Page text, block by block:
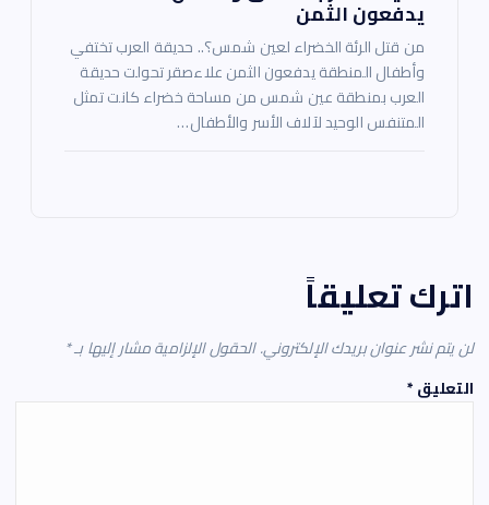
يدفعون الثمن
من قتل الرئة الخضراء لعين شمس؟.. حديقة العرب تختفي
وأطفال المنطقة يدفعون الثمن علاءصقر تحولت حديقة
العرب بمنطقة عين شمس من مساحة خضراء كانت تمثل
المتنفس الوحيد لآلاف الأسر والأطفال…
اترك تعليقاً
لن يتم نشر عنوان بريدك الإلكتروني.الحقول الإلزامية مشار إليها بـ*
التعليق*